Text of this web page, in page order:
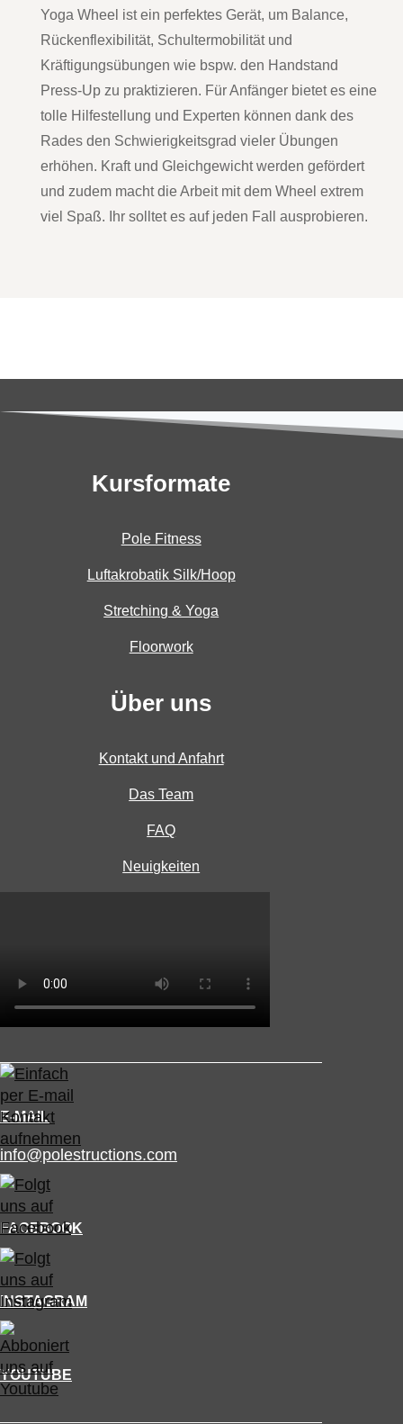
Yoga Wheel ist ein perfektes Gerät, um Balance,
Rückenflexibilität, Schultermobilität und
Kräftigungsübungen wie bspw. den Handstand
Press-Up zu praktizieren. Für Anfänger bietet es eine
tolle Hilfestellung und Experten können dank des
Rades den Schwierigkeitsgrad vieler Übungen
erhöhen. Kraft und Gleichgewicht werden gefördert
und zudem macht die Arbeit mit dem Wheel extrem
viel Spaß. Ihr solltet es auf jeden Fall ausprobieren.
Kursformate
Pole Fitness
Luftakrobatik Silk/Hoop
Stretching & Yoga
Floorwork
Über uns
Kontakt und Anfahrt
Das Team
FAQ
Neuigkeiten
E-MAIL
info@polestructions.com
FACEBOOK
INSTAGRAM
YOUTUBE